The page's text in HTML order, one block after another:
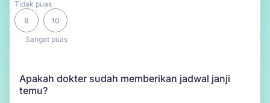
Tidak puas
9
Sangat puas
10
Apakah dokter sudah memberikan jadwal janji
temu?